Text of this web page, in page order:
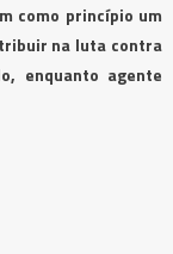
como princípio um
na luta contra
enquanto agente